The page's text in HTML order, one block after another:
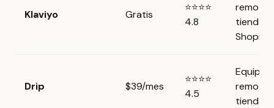
Klaviyo Gratis
⭐⭐⭐⭐
4.8
tienda
Shopify
Drip $39/mes
⭐⭐⭐⭐
4.5
Equipos
tienda